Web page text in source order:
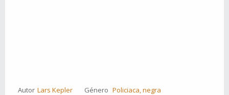
Autor Lars Kepler Género Policiaca, negra